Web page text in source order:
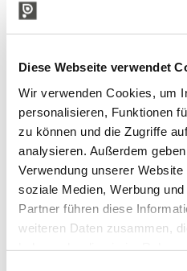
Diese Webseite verwendet
Wir verwenden Cookies, um
personalisieren, Funktionen
zu können und die Zugriffe
analysieren. Außerdem
Verwendung unserer
soziale Medien, Werbung
Partner führen diese
weiteren Daten zusammen,